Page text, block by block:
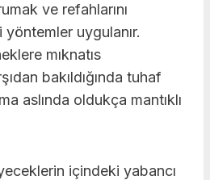
ve refahlarını
uygulanır.
mıknatıs
bakıldığında tuhaf
aslında oldukça mantıklı
içindeki yabancı